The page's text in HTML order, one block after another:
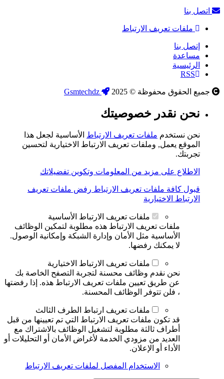
اتصل بنا
ملفات تعريف الارتباط
إتصل بنا
مساعدة
الرئيسية
RSS
جميع الحقوق محفوظة © 2025
نحن نقدر خصوصيتك
نحن نستخدم ملفات تعريف الارتباط الأساسية لجعل هذا
الموقع يعمل, وملفات تعريف الارتباط الاختيارية لتحسين
تجربتك.
الاطلاع على مزيد من المعلومات وتكوين تفضيلاتك
قبول كافة ملفات تعريف الارتباط رفض ملفات تعريف
الارتباط الاختيارية
ملفات تعريف الارتباط الأساسية
ملفات تعريف الارتباط هذه مطلوبة لتمكين الوظائف
الأساسية مثل الأمان وإدارة الشبكة وإمكانية الوصول.
لا يمكنك رفضها.
ملفات تعريف الارتباط الاختيارية
نحن نقدم وظائف محسنة لتجربة التصفح الخاصة بك
عن طريق تعيين ملفات تعريف الارتباط هذه. إذا رفضتها
، فلن تتوفر الوظائف المحسنة.
ملفات تعريف ارتباط الطرف الثالث
قد تكون ملفات تعريف الارتباط التي تم تعيينها من قبل
أطراف ثالثة مطلوبة لتشغيل الوظائف بالاشتراك مع
العديد من مزودي الخدمة لأغراض الأمان أو التحليلات أو
الأداء أو الإعلان.
الاستخدام المفصل لملفات تعريف الارتباط